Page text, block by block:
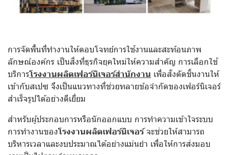
การจัดพื้นที่ทำงานให้ตอบโจทย์การใช้งานและสะท้อนภาพ
ลักษณ์องค์กร เป็นสิ่งที่ธุรกิจยุคใหม่ให้ความสำคัญ การเลือกใช้
บริการโรงงานผลิตเฟอร์นิเจอร์สำนักงาน เพื่อสั่งตัดชิ้นงานให้
เข้ากับสเปซ จึงเป็นแนวทางที่ช่วยทลายข้อจำกัดของเฟอร์นิเจอร์
สำเร็จรูปได้อย่างดีเยี่ยม
สำหรับผู้ประกอบการหรือนักออกแบบ การทำความเข้าใจระบบ
การทำงานของโรงงานผลิตเฟอร์นิเจอร์จะช่วยให้สามารถ
บริหารเวลาและงบประมาณได้อย่างแม่นยำ เพื่อให้การส่งมอบ